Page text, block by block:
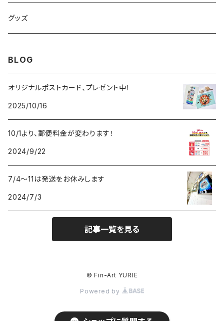
グッズ
BLOG
オリジナルポストカード、プレゼント中！
2025/10/16
10/1より、郵便料金が変わります！
2024/9/22
7/4〜11は発送をお休みします
2024/7/3
記事一覧を見る
© Fin-Art YURIE
Powered by